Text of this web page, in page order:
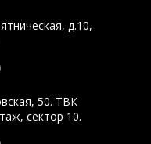
д.10,
50. ТВК
сектор 10.